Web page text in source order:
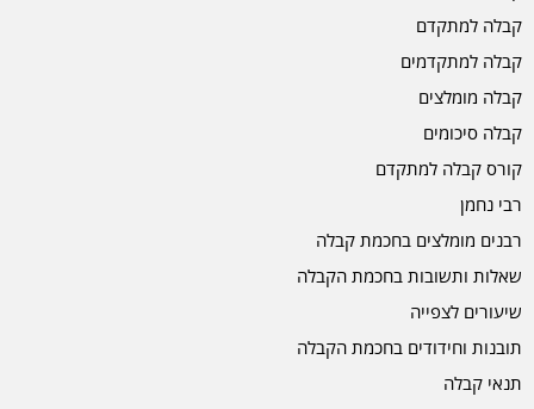
קבלה למתקדם
קבלה למתקדמים
קבלה מומלצים
קבלה סיכומים
קורס קבלה למתקדם
רבי נחמן
רבנים מומלצים בחכמת קבלה
שאלות ותשובות בחכמת הקבלה
שיעורים לצפייה
תובנות וחידודים בחכמת הקבלה
תנאי קבלה